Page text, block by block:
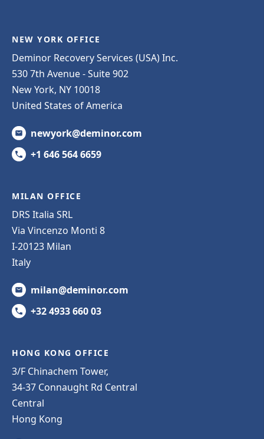
NEW YORK OFFICE
Deminor Recovery Services (USA) Inc.
530 7th Avenue - Suite 902
New York, NY 10018
United States of America
newyork@deminor.com
+1 646 564 6659
MILAN OFFICE
DRS Italia SRL
Via Vincenzo Monti 8
I-20123 Milan
Italy
milan@deminor.com
+32 4933 660 03
HONG KONG OFFICE
3/F Chinachem Tower,
34-37 Connaught Rd Central
Central
Hong Kong